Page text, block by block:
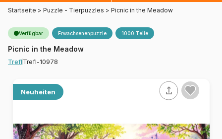
Startseite > Puzzle - Tierpuzzles > Picnic in the Meadow
Verfügbar Erwachsenenpuzzle 1000 Teile
Picnic in the Meadow
Trefl Trefl-10978
Neuheiten